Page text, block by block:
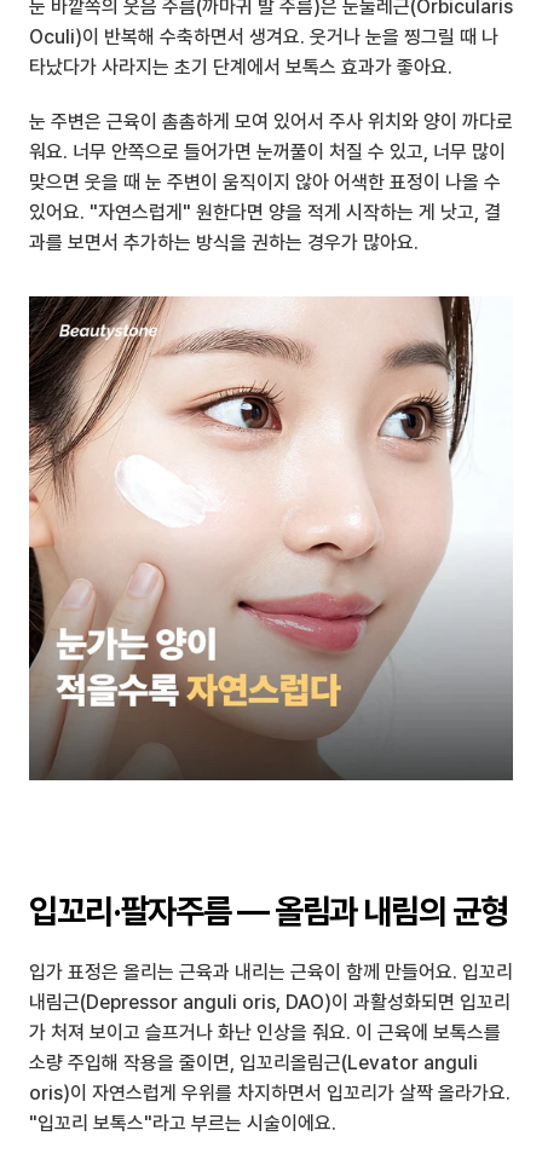
눈 바깥쪽의 웃음 주름(까마귀 발 주름)은 눈둘레근(Orbicularis
Oculi)이 반복해 수축하면서 생겨요. 웃거나 눈을 찡그릴 때 나
타났다가 사라지는 초기 단계에서 보톡스 효과가 좋아요.
눈 주변은 근육이 촘촘하게 모여 있어서 주사 위치와 양이 까다로
워요. 너무 안쪽으로 들어가면 눈꺼풀이 처질 수 있고, 너무 많이
맞으면 웃을 때 눈 주변이 움직이지 않아 어색한 표정이 나올 수
있어요. "자연스럽게" 원한다면 양을 적게 시작하는 게 낫고, 결
과를 보면서 추가하는 방식을 권하는 경우가 많아요.
입꼬리·팔자주름 — 올림과 내림의 균형
입가 표정은 올리는 근육과 내리는 근육이 함께 만들어요. 입꼬리
내림근(Depressor anguli oris, DAO)이 과활성화되면 입꼬리
가 처져 보이고 슬프거나 화난 인상을 줘요. 이 근육에 보톡스를
소량 주입해 작용을 줄이면, 입꼬리올림근(Levator anguli
oris)이 자연스럽게 우위를 차지하면서 입꼬리가 살짝 올라가요.
"입꼬리 보톡스"라고 부르는 시술이에요.